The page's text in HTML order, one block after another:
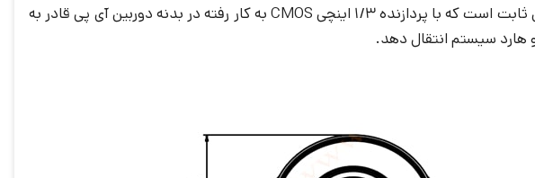
2.8 میلی متری ثابت است که با پردازنده 1/3 اینچی CMOS به کار رفته در بدنه دوربین آی پی قادر به